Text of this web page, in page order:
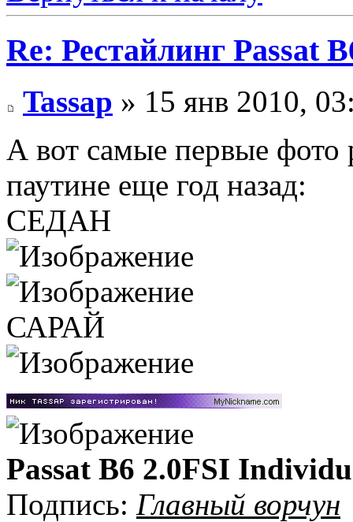
Re: Рестайлинг Passat
Tassap » 15 янв 2010,
А вот самые первые фото
паутине еще год назад:
СЕДАН
САРАЙ
Passat B6 2.0FSI
Подпись: Главный ворчун